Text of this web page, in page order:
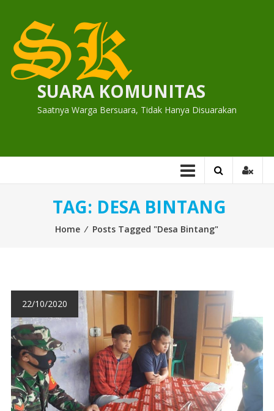
content
SUARA KOMUNITAS
Saatnya Warga Bersuara, Tidak Hanya Disuarakan
TAG: DESA BINTANG
Home ⁄ Posts Tagged "Desa Bintang"
22/10/2020